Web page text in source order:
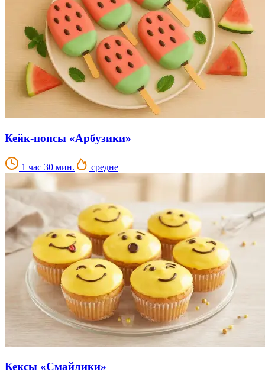
Кейк-попсы «Арбузики»
1 час 30 мин. средне
Кексы «Смайлики»